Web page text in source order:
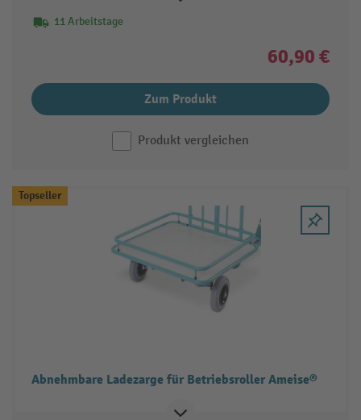
11 Arbeitstage
60,90 €
Zum Produkt
Produkt vergleichen
Topseller
Abnehmbare Ladezarge für Betriebsroller Ameise®